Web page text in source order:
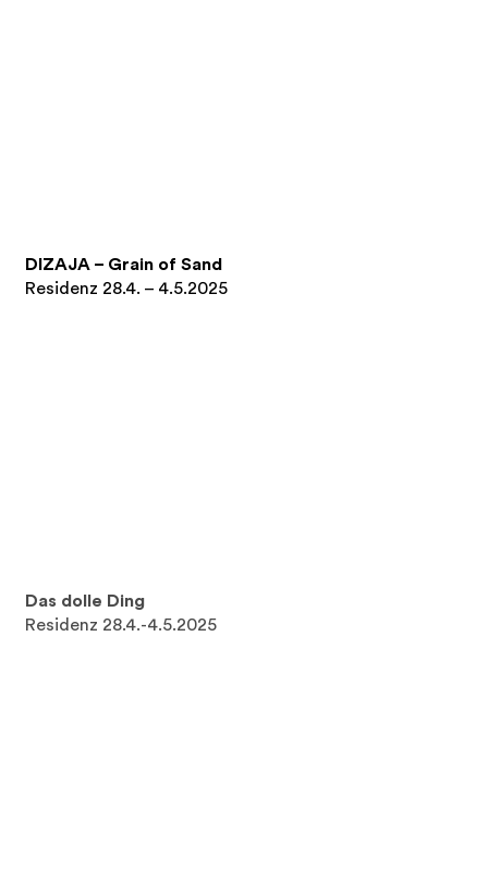
DIZAJA – Grain of Sand
Residenz 28.4. – 4.5.2025
Das dolle Ding
Residenz 28.4.-4.5.2025